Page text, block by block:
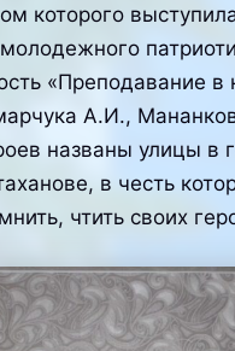
которого
«Преподавание
А.И.,
названы улицы в
в честь
чтить своих